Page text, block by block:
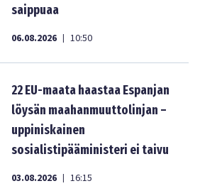
saippuaa
06.08.2026 | 10:50
22 EU-maata haastaa Espanjan
löysän maahanmuuttolinjan –
uppiniskainen
sosialistipääministeri ei taivu
03.08.2026 | 16:15